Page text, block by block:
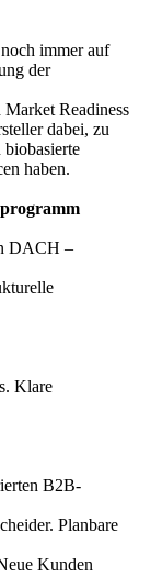
immer auf
der
Readiness
dabei, zu
haben.
DACH –
Klare
B2B-
Planbare
Kunden